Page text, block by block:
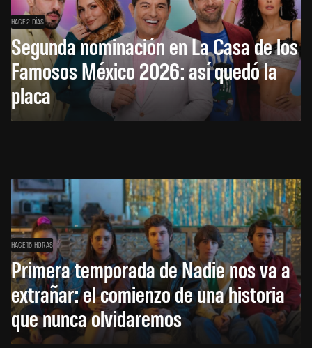
HACE 2 DÍAS
Segunda nominación en La Casa de los
Famosos México 2026: así quedó la
placa
HACE 16 HORAS
Primera temporada de Nadie nos va a
extrañar: el comienzo de una historia
que nunca olvidaremos